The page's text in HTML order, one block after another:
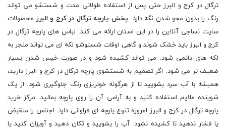
ترگال در کرج و البرز حتی پس از استفاده طولانی مدت و شستشو می تواند
رنگ را بدون محو شدن نگه دارد. پخش پارچه ترگال در کرج و البرز محصولات
سایت نساجی آنلاین را در این استان ارائه می کند. لباس‌ های پارچه ترگال در
کرج و البرز باید خشک شوند و گاهی اوقات شستوشو لکه ‌ای می‌ تواند منجر به
لکه ‌های دائمی شود. می تواند کشیده شود و در صورت خیس شدن بسیار
ضعیف تر می شود. اگر تصمیم به شستشوی پارچه ترگال در کرج و البرز دارید،
همیشه با آب سرد بشویید تا از هرگونه خونریزی رنگ جلوگیری شود. از یک
شوینده ملایم استفاده کنید و به آرامی آن را روی پارچه بمالید. مرکز خرید
پارچه ترگال در کرج و البرز امروزه تنوع پارچه ای فراوانی دارد. اجناس را منقبض
یا فشار ندهید تا کشیده نشود. آب را بشویید و تکان دهید و آویزان کنید یا